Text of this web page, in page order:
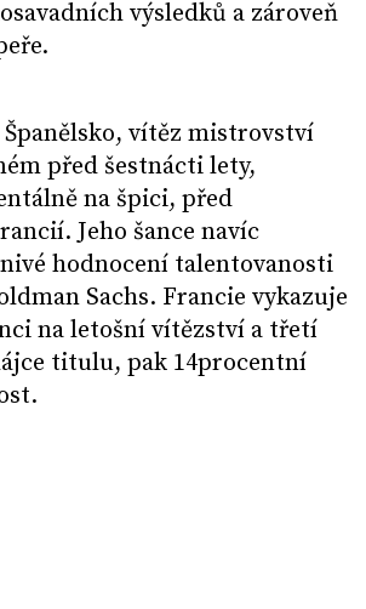
výsledků a zároveň
Španělsko, vítěz mistrovství
před šestnácti lety,
na špici, před
Jeho šance navíc
hodnocení talentovanosti
Sachs. Francie vykazuje
na letošní vítězství a třetí
titulu, pak 14procentní